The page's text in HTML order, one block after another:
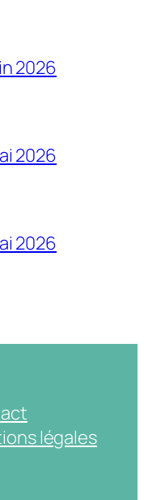
2026
2026
2026
légales